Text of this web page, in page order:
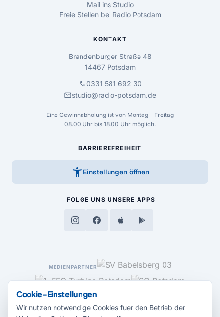
Mail ins Studio
Freie Stellen bei Radio Potsdam
KONTAKT
Brandenburger Straße 48
14467 Potsdam
call0331 581 692 30
mailstudio@radio-potsdam.de
Eine Gewinnabholung ist von Montag – Freitag
08.00 Uhr bis 18.00 Uhr möglich.
BARRIEREFREIHEIT
accessibility_new Einstellungen öffnen
FOLGE UNS UNSERE APPS
MEDIENPARTNER
Cookie-Einstellungen
Wir nutzen notwendige Cookies fuer den Betrieb der